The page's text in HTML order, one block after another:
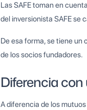
Las SAFE toman en
del inversionista SAFE se
De esa forma, se tiene un
de los socios fundadores.
Diferencia
A diferencia de los